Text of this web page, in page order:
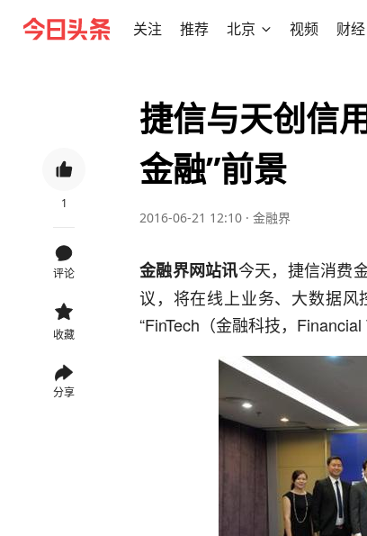
关注 推荐 北京 视频 财经
1
评论
收藏
分享
捷信与天创信
金融”前景
2016-06-21 12:10 · 金融界
金融界网站讯今天，捷信消费
议，将在线上业务、大数据
“FinTech（金融科技，